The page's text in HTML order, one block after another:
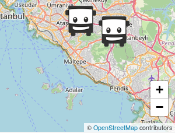
+
−
© OpenStreetMap contributors